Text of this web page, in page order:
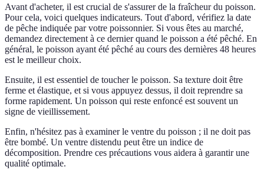
Avant d'acheter, il est crucial de s'assurer de la fraîcheur du poisson.
Pour cela, voici quelques indicateurs. Tout d'abord, vérifiez la date
de pêche indiquée par votre poissonnier. Si vous êtes au marché,
demandez directement à ce dernier quand le poisson a été pêché. En
général, le poisson ayant été pêché au cours des dernières 48 heures
est le meilleur choix.
Ensuite, il est essentiel de toucher le poisson. Sa texture doit être
ferme et élastique, et si vous appuyez dessus, il doit reprendre sa
forme rapidement. Un poisson qui reste enfoncé est souvent un
signe de vieillissement.
Enfin, n'hésitez pas à examiner le ventre du poisson ; il ne doit pas
être bombé. Un ventre distendu peut être un indice de
décomposition. Prendre ces précautions vous aidera à garantir une
qualité optimale.